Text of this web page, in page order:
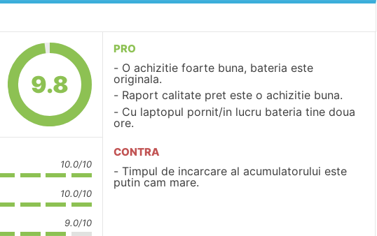
9.8
10.0/10
10.0/10
9.0/10
PRO
O achizitie foarte buna, bateria este
originala.
Raport calitate pret este o achizitie buna.
Cu laptopul pornit/in lucru bateria tine doua
ore.
CONTRA
Timpul de incarcare al acumulatorului este
putin cam mare.